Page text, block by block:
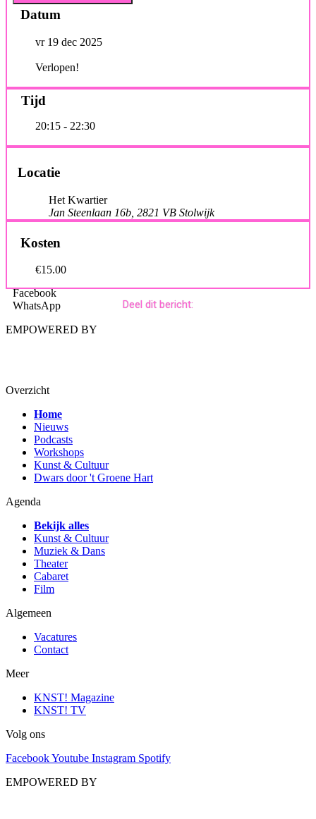
Datum
vr 19 dec 2025
Verlopen!
Tijd
20:15 - 22:30
Locatie
Het Kwartier
Jan Steenlaan 16b, 2821 VB Stolwijk
Kosten
€15.00
Deel dit bericht:
Facebook
WhatsApp
EMPOWERED BY
Overzicht
Home
Nieuws
Podcasts
Workshops
Kunst & Cultuur
Dwars door 't Groene Hart
Agenda
Bekijk alles
Kunst & Cultuur
Muziek & Dans
Theater
Cabaret
Film
Algemeen
Vacatures
Contact
Meer
KNST! Magazine
KNST! TV
Volg ons
FacebookYoutube Instagram Spotify
EMPOWERED BY